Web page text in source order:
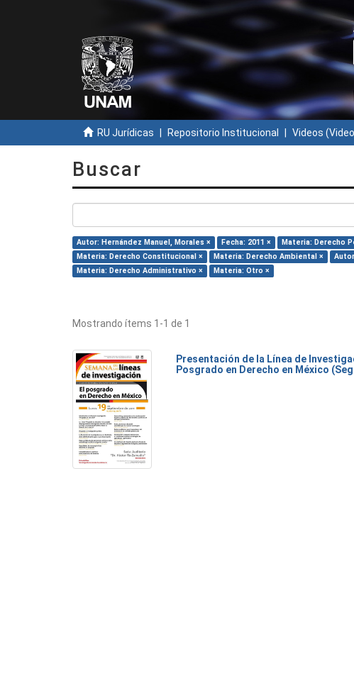
RU Jurídicas Repositorio Institucional Videos
Buscar
Autor: Hernández Manuel, Morales × Fecha: 2011 × Materia: Derecho
Materia: Derecho Constitucional ×
Materia: Derecho Ambiental ×
Materia: Derecho Administrativo ×
Materia: Otro ×
Mostrando ítems 1-1 de 1
Presentación de la Línea de
Posgrado en Derecho en México